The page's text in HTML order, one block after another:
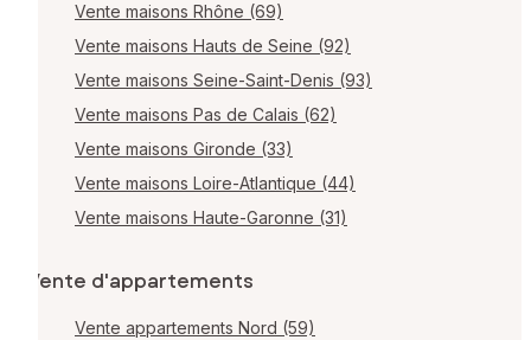
Vente maisons Rhône (69)
Vente maisons Hauts de Seine (92)
Vente maisons Seine-Saint-Denis (93)
Vente maisons Pas de Calais (62)
Vente maisons Gironde (33)
Vente maisons Loire-Atlantique (44)
Vente maisons Haute-Garonne (31)
Vente d'appartements
Vente appartements Nord (59)